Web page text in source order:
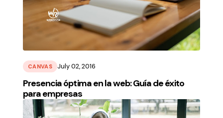
CANVAS July 02, 2016
Presencia óptima en la web: Guía de éxito
para empresas